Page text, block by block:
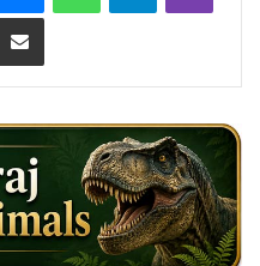
Share via Email